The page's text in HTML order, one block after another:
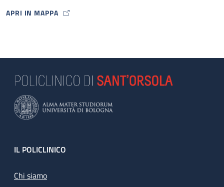
APRI IN MAPPA
MAP ICON
Footer
IL POLICLINICO
Chi siamo